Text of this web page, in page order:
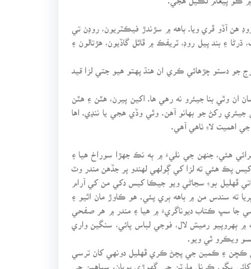
آڏو ڦري ويا. باهه ۾ سڙندڙ فيڪٽريون، روڊن تي
۽ بند پيل روڊ، ٽريفڪ ۾ ڦاٿل گاڏيون، هڙتالون ۽
جو دستو چڙهائي ڪري ان هنڌ پهتو هيو جتي لزا قيد
وٿي بنا جيئرو نه رهي ها. اکين پيرن، هٿن ۽ هٿن
رکڻ جو بهانو آهن. وٿي وڏي هجي يا ننڍي. اها
اهميت لاءِ ٺاهي آهي.
هئي، جنهن جي نليءَ ۾ ٻه نڪ جهڙا سوراخ هيا ۽
پڪ هئي ته لزا کي ڳولهي لهندو پر جڏهن مندر وٽ
ڦهليل بوءِ سڃاڻي ويو جيڪا کيس دکي من کي آرام
ته سندس من ۾ باهه ٻري پئي. هو ڪاوڙ مان اٿيو ۽
جا سڀ ڪتاب ديوناگريءَ ۾ هيا ۽ مندر ۾ هر صفحي
رميش لال، فوجي لباس پائي، سنگين واري
ويڪرو ٿي ويو.
ڪڇن ۽ ڪمين جي پچڻ ڪري ڦهليل دونهي کان ترسي
ڀڳو. ڪرنل مارٽن جي گهوڙي پويان، سپاهين جي